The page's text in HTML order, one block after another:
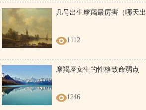
几号出生摩羯最厉害（哪天
1112
摩羯座女生的性格致命弱点
1246